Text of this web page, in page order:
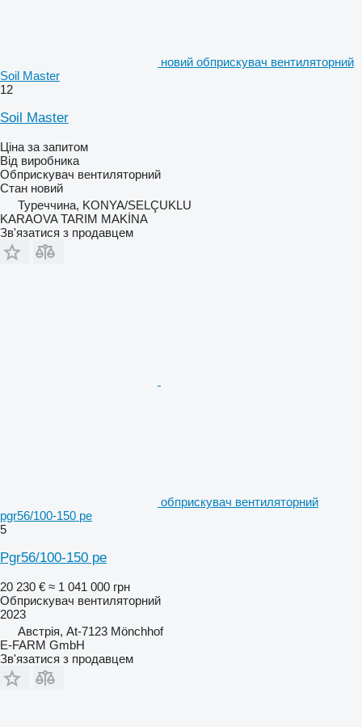
новий обприскувач вентиляторний
Soil Master
12
Soil Master
Ціна за запитом
Від виробника
Обприскувач вентиляторний
Стан новий
Туреччина, KONYA/SELÇUKLU
KARAOVA TARIM MAKİNA
Зв'язатися з продавцем
обприскувач вентиляторний
pgr56/100-150 pe
5
Pgr56/100-150 pe
20 230 € ≈ 1 041 000 грн
Обприскувач вентиляторний
2023
Австрія, At-7123 Mönchhof
E-FARM GmbH
Зв'язатися з продавцем